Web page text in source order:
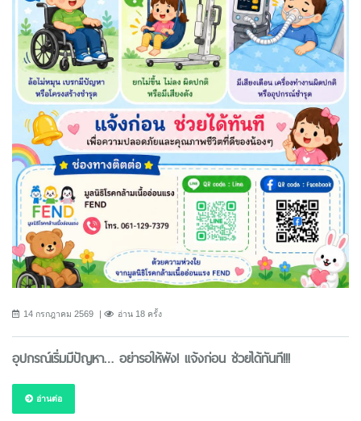
14 กรกฎาคม 2569 อ่าน 18 ครั้ง
อุปกรณ์เริ่มมีปัญหา… อย่ารอให้พัง! แจ้งก่อน ช่วยได้ทันที!!!
อ่านต่อ